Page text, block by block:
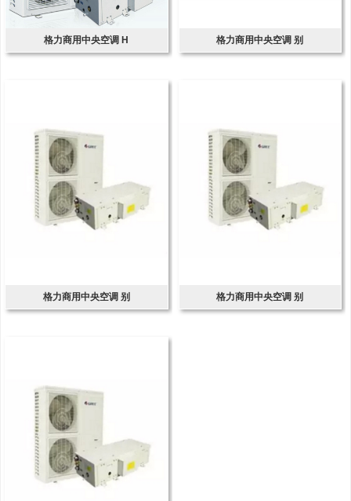
格力商用中央空调 H 格力商用中央空调 别
格力商用中央空调 别 格力商用中央空调 别